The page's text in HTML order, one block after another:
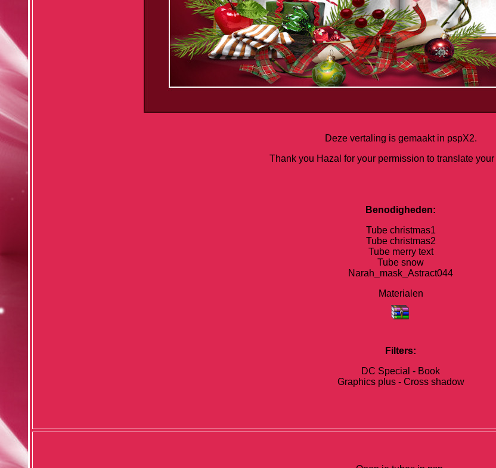
Deze vertaling is gemaakt in pspX2.
Thank you Hazal for your permission to translate your
Benodigheden:
Tube christmas1
Tube christmas2
Tube merry text
Tube snow
Narah_mask_Astract044
Materialen
Filters:
DC Special - Book
Graphics plus - Cross shadow